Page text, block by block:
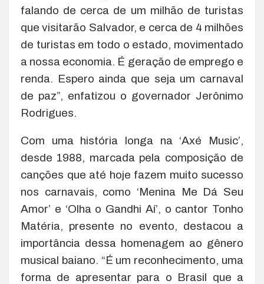
falando de cerca de um milhão de turistas
que visitarão Salvador, e cerca de 4 milhões
de turistas em todo o estado, movimentado
a nossa economia. É geração de emprego e
renda. Espero ainda que seja um carnaval
de paz”, enfatizou o governador Jerônimo
Rodrigues.
Com uma história longa na ‘Axé Music’,
desde 1988, marcada pela composição de
canções que até hoje fazem muito sucesso
nos carnavais, como ‘Menina Me Dá Seu
Amor’ e ‘Olha o Gandhi Aí’, o cantor Tonho
Matéria, presente no evento, destacou a
importância dessa homenagem ao gênero
musical baiano. “É um reconhecimento, uma
forma de apresentar para o Brasil que a